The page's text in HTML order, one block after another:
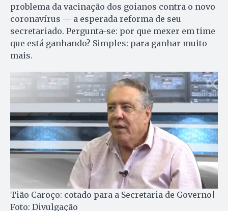
problema da vacinação dos goianos contra o novo
coronavírus — a esperada reforma de seu
secretariado. Pergunta-se: por que mexer em time
que está ganhando? Simples: para ganhar muito
mais.
Tião Caroço: cotado para a Secretaria de Governo|
Foto: Divulgação